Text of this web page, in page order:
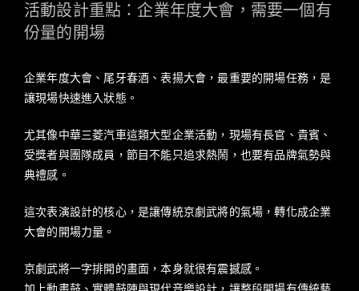
活動設計重點：企業年度大會，需要一個有
份量的開場
企業年度大會、尾牙春酒、表揚大會，最重要的開場任務，是
讓現場快速進入狀態。
尤其像中華三菱汽車這類大型企業活動，現場有長官、貴賓、
受獎者與團隊成員，節目不能只追求熱鬧，也要有品牌氣勢與
典禮感。
這次表演設計的核心，是讓傳統京劇武將的氣場，轉化成企業
大會的開場力量。
京劇武將一字排開的畫面，本身就很有震撼感。